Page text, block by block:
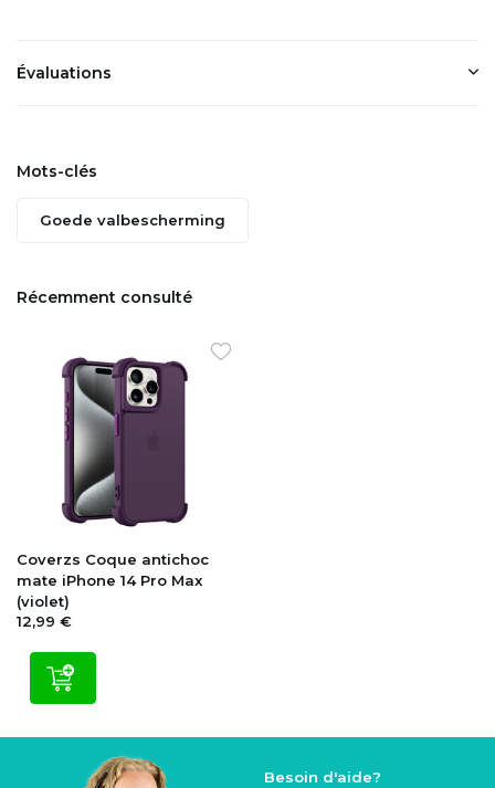
Évaluations
Mots-clés
Goede valbescherming
Récemment consulté
Coverzs Coque antichoc
mate iPhone 14 Pro Max
(violet)
12,99 €
Besoin d'aide?